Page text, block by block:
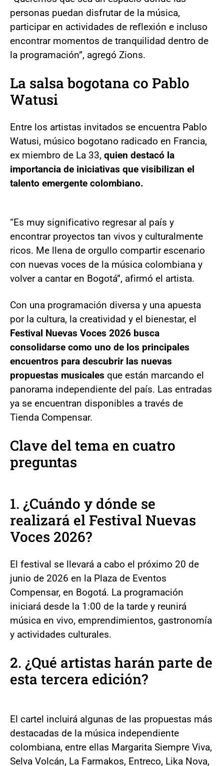
personas puedan disfrutar de la música,
participar en actividades de reflexión e incluso
encontrar momentos de tranquilidad dentro de
la programación”, agregó Zions.
La salsa bogotana co Pablo
Watusi
Entre los artistas invitados se encuentra Pablo
Watusi, músico bogotano radicado en Francia,
ex miembro de La 33, quien destacó la
importancia de iniciativas que visibilizan el
talento emergente colombiano.
“Es muy significativo regresar al país y
encontrar proyectos tan vivos y culturalmente
ricos. Me llena de orgullo compartir escenario
con nuevas voces de la música colombiana y
volver a cantar en Bogotá”, afirmó el artista.
Con una programación diversa y una apuesta
por la cultura, la creatividad y el bienestar, el
Festival Nuevas Voces 2026 busca
consolidarse como uno de los principales
encuentros para descubrir las nuevas
propuestas musicales que están marcando el
panorama independiente del país. Las entradas
ya se encuentran disponibles a través de
Tienda Compensar.
Clave del tema en cuatro
preguntas
1. ¿Cuándo y dónde se
realizará el Festival Nuevas
Voces 2026?
El festival se llevará a cabo el próximo 20 de
junio de 2026 en la Plaza de Eventos
Compensar, en Bogotá. La programación
iniciará desde la 1:00 de la tarde y reunirá
música en vivo, emprendimientos, gastronomía
y actividades culturales.
2. ¿Qué artistas harán parte de
esta tercera edición?
El cartel incluirá algunas de las propuestas más
destacadas de la música independiente
colombiana, entre ellas Margarita Siempre Viva,
Selva Volcán, La Farmakos, Entreco, Lika Nova,